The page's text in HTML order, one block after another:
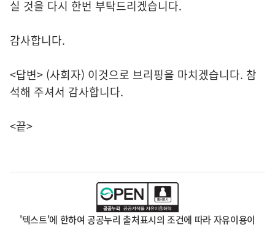
실 것을 다시 한번 부탁드리겠습니다.
감사합니다.
<답변> (사회자) 이것으로 브리핑을 마치겠습니다. 참
석해 주셔서 감사합니다.
<끝>
'텍스트'에 한하여 공공누리 출처표시의 조건에 따라 자유이용이